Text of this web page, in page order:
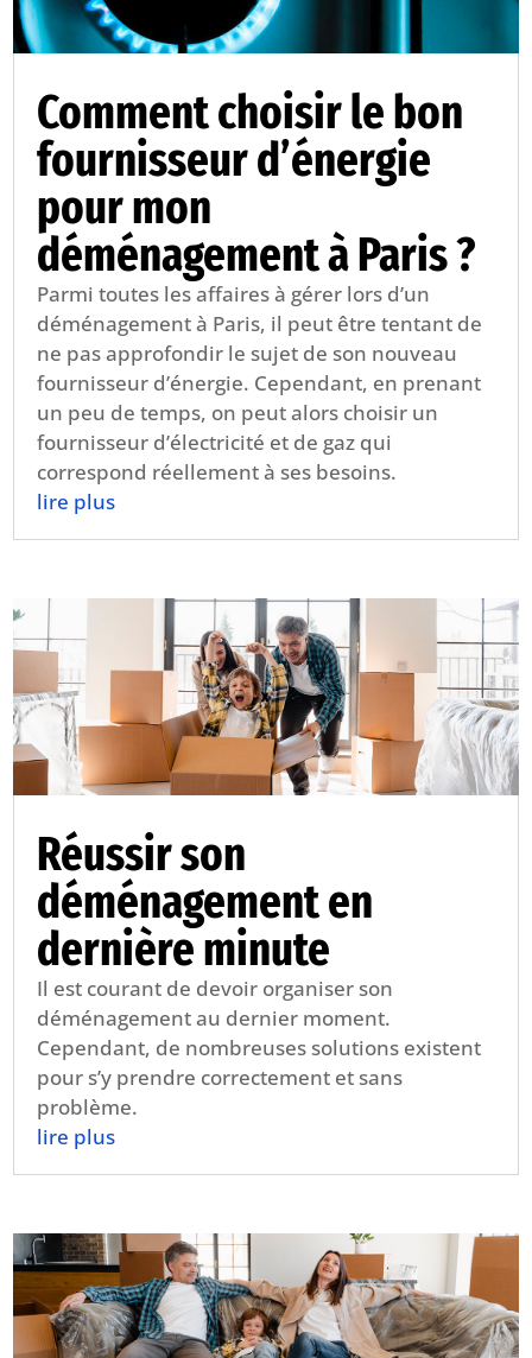
Comment choisir le bon
fournisseur d’énergie
pour mon
déménagement à Paris ?
Parmi toutes les affaires à gérer lors d’un
déménagement à Paris, il peut être tentant de
ne pas approfondir le sujet de son nouveau
fournisseur d’énergie. Cependant, en prenant
un peu de temps, on peut alors choisir un
fournisseur d’électricité et de gaz qui
correspond réellement à ses besoins.
lire plus
Réussir son
déménagement en
dernière minute
Il est courant de devoir organiser son
déménagement au dernier moment.
Cependant, de nombreuses solutions existent
pour s’y prendre correctement et sans
problème.
lire plus